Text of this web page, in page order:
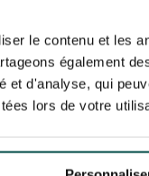
le contenu et les
également
et d'analyse, qui
lors de votre